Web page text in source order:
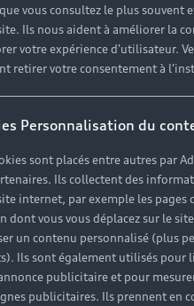
vous consultez le plus souvent
Ils nous aident à améliorer la
votre expérience d'utilisateur.
retirer votre consentement à
Personnalisation du
sont placés entre autres par
Ils collectent des
internet, par exemple les pages
dont vous vous déplacez sur le
un contenu personnalisé (plus
Ils sont également utilisés pour
publicitaire et pour
publicitaires. Ils prennent en